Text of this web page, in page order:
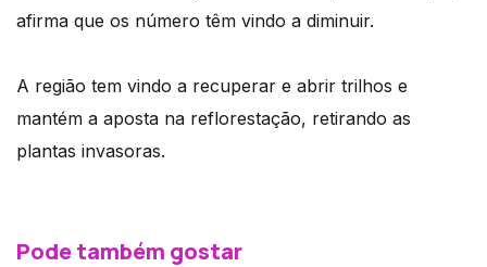
afirma que os número têm vindo a diminuir.
A região tem vindo a recuperar e abrir trilhos e
mantém a aposta na reflorestação, retirando as
plantas invasoras.
Pode também gostar